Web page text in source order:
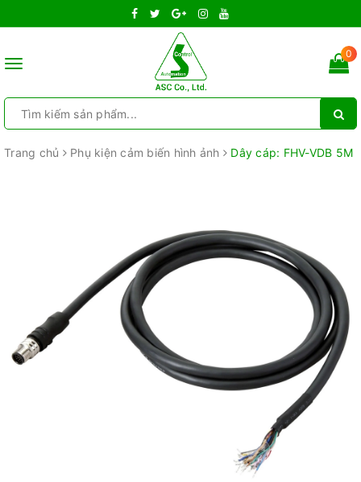
Toggle
0
Trang chủ Phụ kiện cảm biến hình ảnh Dây cáp: FHV-VDB 5M